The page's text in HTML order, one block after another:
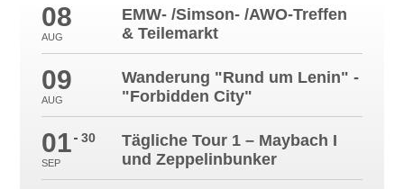
08
AUG
EMW- /Simson- /AWO-Treffen
& Teilemarkt
09
AUG
Wanderung "Rund um Lenin" -
"Forbidden City"
01
SEP
30
Tägliche Tour 1 – Maybach I
und Zeppelinbunker